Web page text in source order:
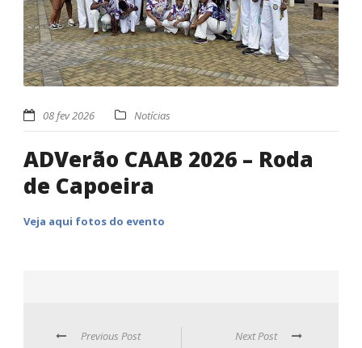
08 fev 2026 Notícias
ADVerão CAAB 2026 – Roda
de Capoeira
Veja aqui fotos do evento
Previous Post Next Post